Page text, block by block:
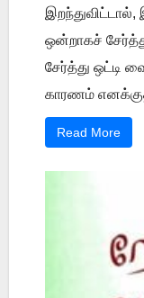
ஒன்றாகச்
சேர்த்து ஒட்டி
காரணம்
Read More